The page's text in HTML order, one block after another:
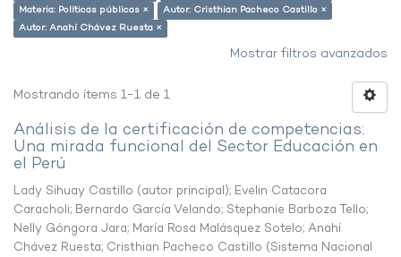
Materia: Políticas públicas ×
Autor: Cristhian Pacheco Castillo ×
Autor: Anahí Chávez Ruesta ×
Mostrar filtros avanzados
Mostrando ítems 1-1 de 1
Análisis de la certificación de competencias:
Una mirada funcional del Sector Educación en
el Perú
Lady Sihuay Castillo (autor principal); Evelin Catacora
Caracholi; Bernardo García Velando; Stephanie Barboza Tello;
Nelly Góngora Jara; María Rosa Malásquez Sotelo; Anahí
Chávez Ruesta; Cristhian Pacheco Castillo (Sistema Nacional